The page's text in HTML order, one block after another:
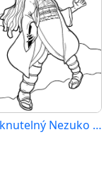
Tisknutelný Nezuko Obrázek